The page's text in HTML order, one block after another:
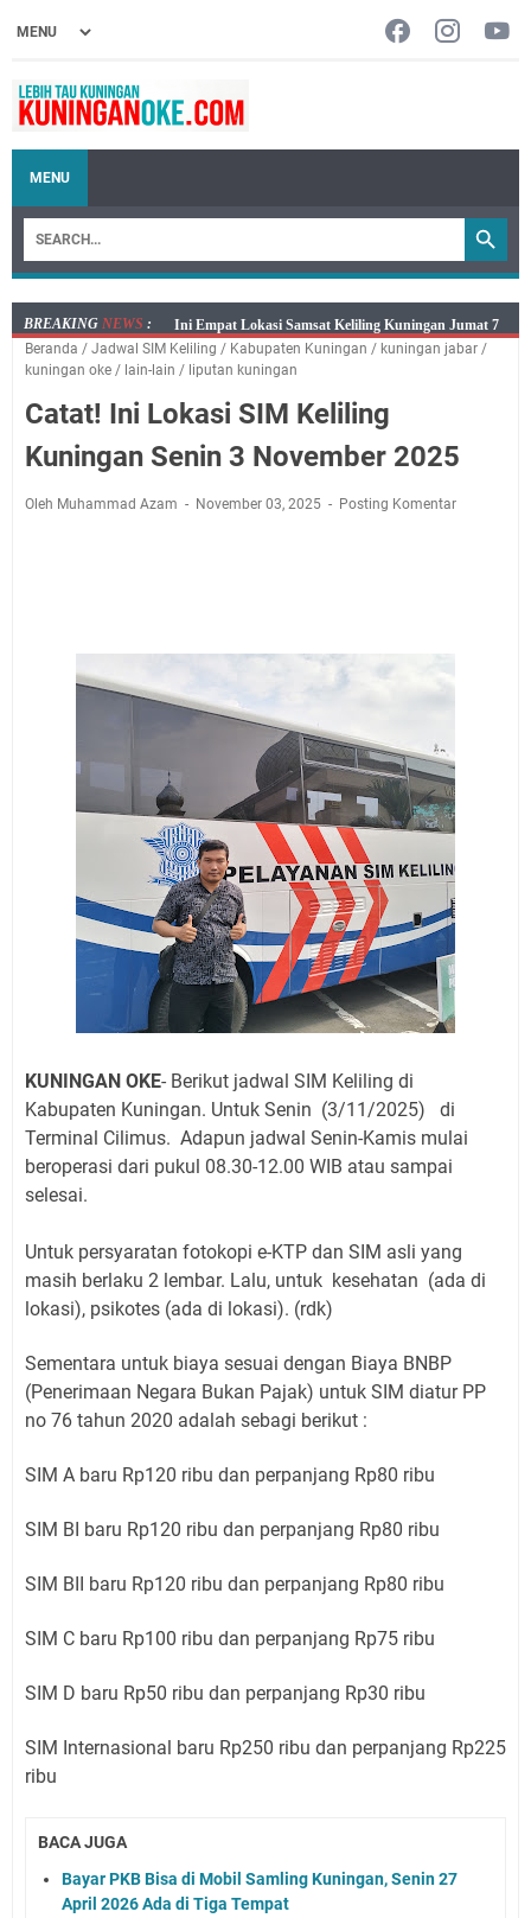
MENU
BREAKING NEWS :
Jumat 7 Agustus 2026 Mobil SIM Keliling Ada di
Kecamatan Sindangagung
Dicabut Dari Hidupmu, Kamu Akan Tetap Berjalan
Kelaparan Meskipun Memiliki Sekarung Penuh Uang
juga Tempat Beristirahat yang Paling Menenangkan, Ini
Polres Kuningan dan PAM Tirta Kamuning Salurakan
Uniku Jadi Tuan Rumah Pendampingan Penyusunan
Sudahkah Kita Merdeka Dari Hawa Nafsu?
Info Sembako di Pasar Kepuh Kuningan Kamis 6
Agustus 2026, Daging Naik, Telur Turun
Agenda Kegiatan Bupati Kuningan Jumat 7 Agustus
2026 Ada Tiga, Tapi yang Bakal Dihadiri Hanya Satu
Ini Empat Lokasi Samsat Keliling Kuningan Jumat 7
Agustus 2026
Beranda / Jadwal SIM Keliling / Kabupaten Kuningan / kuningan jabar /
kuningan oke / lain-lain / liputan kuningan
Catat! Ini Lokasi SIM Keliling
Kuningan Senin 3 November 2025
Oleh Muhammad Azam November 03, 2025 Posting Komentar
KUNINGAN OKE- Berikut jadwal SIM Keliling di
Kabupaten Kuningan. Untuk Senin (3/11/2025)
di
Terminal Cilimus. Adapun jadwal Senin-Kamis mulai
beroperasi dari pukul 08.30-12.00 WIB atau sampai
selesai.
Untuk persyaratan fotokopi e-KTP dan SIM asli yang
masih berlaku 2 lembar. Lalu, untuk kesehatan (ada di
lokasi), psikotes (ada di lokasi). (rdk)
Sementara untuk biaya sesuai dengan Biaya BNBP
(Penerimaan Negara Bukan Pajak) untuk SIM diatur PP
no 76 tahun 2020 adalah sebagi berikut :
SIM A baru Rp120 ribu dan perpanjang Rp80 ribu
SIM BI baru Rp120 ribu dan perpanjang Rp80 ribu
SIM BII baru Rp120 ribu dan perpanjang Rp80 ribu
SIM C baru Rp100 ribu dan perpanjang Rp75 ribu
SIM D baru Rp50 ribu dan perpanjang Rp30 ribu
SIM Internasional baru Rp250 ribu dan perpanjang Rp225
ribu
BACA JUGA
Bayar PKB Bisa di Mobil Samling Kuningan, Senin 27
April 2026 Ada di Tiga Tempat